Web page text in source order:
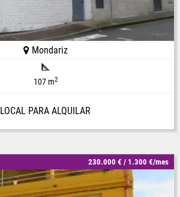
Mondariz
107 m2
LOCAL PARA ALQUILAR
230.000 € / 1.300 €/mes